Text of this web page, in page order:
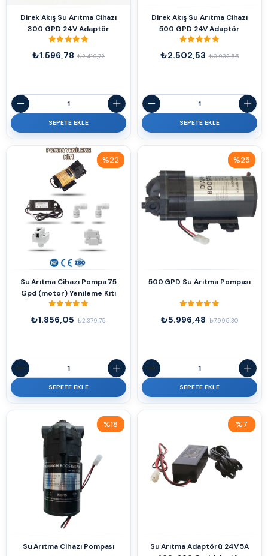
Direk Akış Su Arıtma Cihazı
300 GPD 24V Adaptör
₺1.596,78 ₺2.419,72
SEPETE EKLE
Direk Akış Su Arıtma Cihazı
500 GPD 24V Adaptör
₺2.502,53 ₺3.932,55
SEPETE EKLE
Su Arıtma Cihazı Pompa 75
Gpd (motor) Yenileme Kiti
₺1.856,05 ₺2.379,75
%22
SEPETE EKLE
500 GPD Su Arıtma Pompası
₺5.996,48 ₺7.995,30
%25
İndirim
%25İndirim
SEPETE EKLE
Su Arıtma Cihazı Pompası
%18
%18İndirim
Su Arıtma Adaptörü 24V 5A
%7
%7İndirim